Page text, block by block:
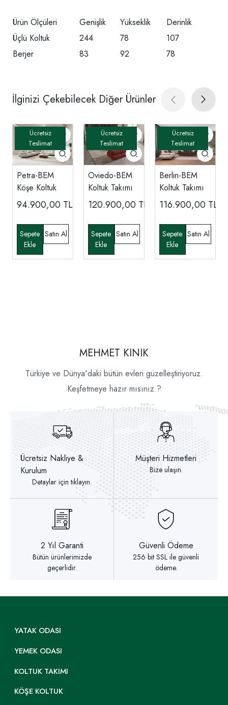
Ürün Ölçüleri Genişlik Yükseklik
Derinlik
Üçlü Koltuk
244 78
107
Berjer
83 92 78
İlginizi Çekebilecek Diğer Ürünler
Petra-BEM
Köşe Koltuk
94.900,00 TL
Oviedo-BEM
Koltuk Takımı
120.900,00 TL
Berlin-BEM
Koltuk Takımı
116.900,00 TL
MEHMET KINIK
Türkiye ve Dünya'daki bütün evleri güzelleştiriyoruz.
Keşfetmeye hazır mısınız ?
Ücretsiz Nakliye &
Kurulum
Detaylar için tıklayın.
Müşteri Hizmetleri
Bize ulaşın.
2 Yıl Garanti
Bütün ürünlerimizde
geçerlidir.
Güvenli Ödeme
256 bit SSL ile güvenli
ödeme.
YATAK ODASI
YEMEK ODASI
KOLTUK TAKIMI
KÖŞE KOLTUK